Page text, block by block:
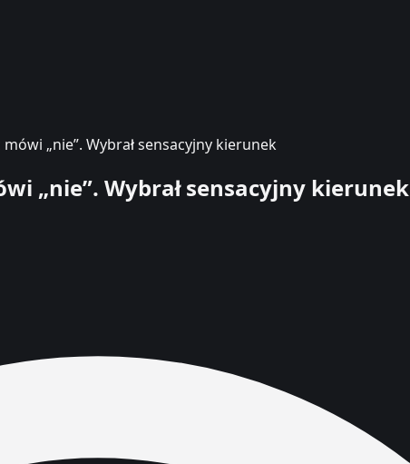
„nie”. Wybrał sensacyjny kierunek
„nie”. Wybrał sensacyjny kierunek